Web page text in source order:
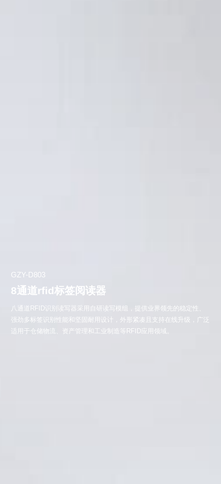
GZY-D803
8通道rfid标签阅读器
八通道RFID识别读写器采用自研读写模组，提供业界领先的稳定性、
强劲多标签识别性能和坚固耐用设计，外形紧凑且支持在线升级，广泛
适用于仓储物流、资产管理和工业制造等RFID应用领域。